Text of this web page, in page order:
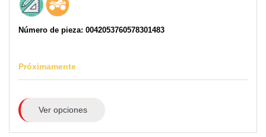
Número de pieza: 0042053760578301483
Próximamente
Ver opciones